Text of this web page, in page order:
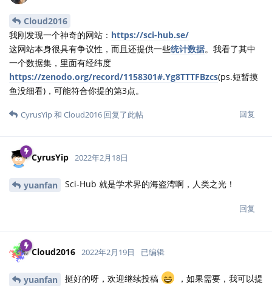
Cloud2016
我刚发现一个神奇的网站： https://sci-hub.se/
这网站本身很具有争议性，而且还提供一些统计数据。我看了其中
一个数据集，里面有经纬度
https://zenodo.org/record/1158301#.Yg8TTTFBzcs(ps.短暂摸
鱼没细看)，可能符合你提的第3点。
回复
CyrusYip和 Cloud2016 回复了此帖
CyrusYip 2022年2月18日
yuanfan Sci-Hub 就是学术界的海盗湾啊，人类之光！
回复
Cloud2016 2022年2月19日 已编辑
yuanfan 挺好的呀，欢迎继续投稿
，如果需要，我可以提